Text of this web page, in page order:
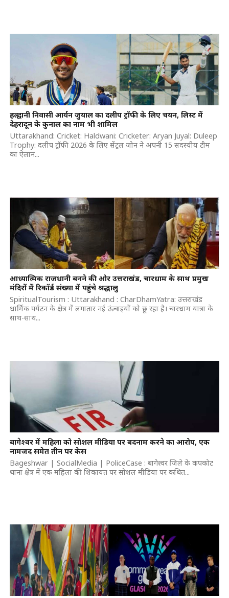
हल्द्वानी निवासी आर्यन जुयाल का दलीप ट्रॉफी के लिए चयन, लिस्ट में
देहरादून के कुनाल का नाम भी शामिल
Uttarakhand: Cricket: Haldwani: Cricketer: Aryan Juyal: Duleep
Trophy: दलीप ट्रॉफी 2026 के लिए सेंट्रल जोन ने अपनी 15 सदस्यीय टीम
का ऐलान...
आध्यात्मिक राजधानी बनने की ओर उत्तराखंड, चारधाम के साथ प्रमुख
मंदिरों में रिकॉर्ड संख्या में पहुंचे श्रद्धालु
SpiritualTourism : Uttarakhand : CharDhamYatra: उत्तराखंड
धार्मिक पर्यटन के क्षेत्र में लगातार नई ऊंचाइयों को छू रहा है। चारधाम यात्रा के
साथ-साथ...
बागेश्वर में महिला को सोशल मीडिया पर बदनाम करने का आरोप, एक
नामजद समेत तीन पर केस
Bageshwar | SocialMedia | PoliceCase : बागेश्वर जिले के कपकोट
थाना क्षेत्र में एक महिला की शिकायत पर सोशल मीडिया पर कथित...